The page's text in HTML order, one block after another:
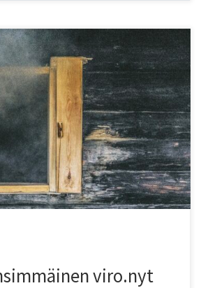
viro.nyt on kattava paketti virolaista
viro.nyt